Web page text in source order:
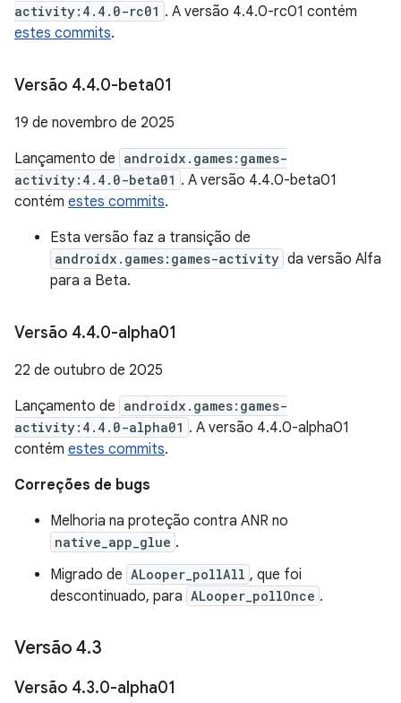
activity:4.4.0-rc01 . A versão 4.4.0-rc01 contém
estes commits.
Versão 4.4.0-beta01
19 de novembro de 2025
Lançamento de androidx.games:games-
activity:4.4.0-beta01 . A versão 4.4.0-beta01
contém estes commits.
Esta versão faz a transição de
androidx.games:games-activity da versão Alfa
para a Beta.
Versão 4.4.0-alpha01
22 de outubro de 2025
Lançamento de androidx.games:games-
activity:4.4.0-alpha01 . A versão 4.4.0-alpha01
contém estes commits.
Correções de bugs
Melhoria na proteção contra ANR no
native_app_glue .
Migrado de ALooper_pollAll , que foi
descontinuado, para ALooper_pollOnce .
Versão 4.3
Versão 4.3.0-alpha01